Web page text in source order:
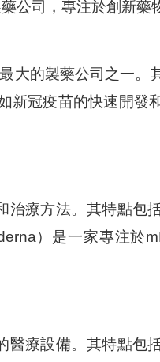
公司，專注於創新藥
大的製藥公司之一。
新冠疫苗的快速開發
療方法。其特點包
）是一家專注於
療設備。其特點包